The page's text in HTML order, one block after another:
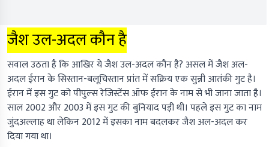
जैश उल-अदल कौन है
सवाल उठता है कि आखिर ये जैश उल-अदल कौन है? असल में जैश अल-
अदल ईरान के सिस्तान-बलूचिस्तान प्रांत में सक्रिय एक सुन्नी आतंकी गुट है।
ईरान में इस गुट को पीपुल्स रेजिस्टेंस ऑफ ईरान के नाम से भी जाना जाता है।
साल 2002 और 2003 में इस गुट की बुनियाद पड़ी थी। पहले इस गुट का नाम
जुंदअल्लाह था लेकिन 2012 में इसका नाम बदलकर जैश अल-अदल कर
दिया गया था।